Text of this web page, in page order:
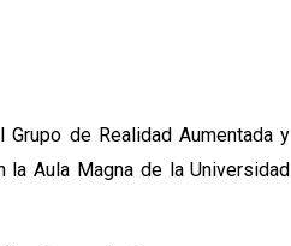
Grupo de Realidad Aumentada y
la Aula Magna de la Universidad